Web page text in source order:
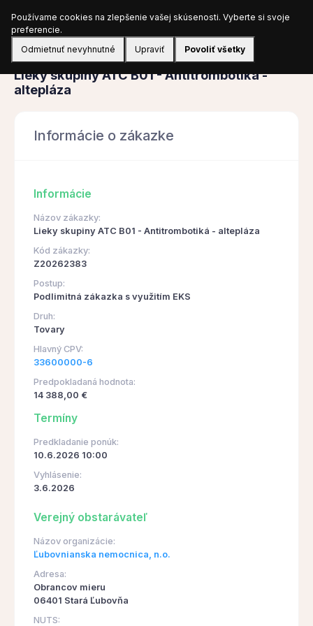
Prihlásiť sa
Obstarávanie
Lieky skupiny ATC B01 - Antitrombotiká -
altepláza
Informácie o zákazke
Informácie
Názov zákazky:
Lieky skupiny ATC B01 - Antitrombotiká - altepláza
Kód zákazky:
Z20262383
Postup:
Podlimitná zákazka s využitím EKS
Druh:
Tovary
Hlavný CPV:
33600000-6
Predpokladaná hodnota:
14 388,00 €
Termíny
Predkladanie ponúk:
10.6.2026 10:00
Vyhlásenie:
3.6.2026
Verejný obstarávateľ
Názov organizácie:
Ľubovnianska nemocnica, n.o.
Adresa:
Obrancov mieru
06401 Stará Ľubovňa
NUTS:
Používame cookies na zlepšenie vašej skúsenosti. Vyberte si svoje
preferencie.
Odmietnuť nevyhnutné
Upraviť Povoliť všetky